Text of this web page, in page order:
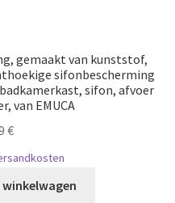
gemaakt van kunststof,
sifonbescherming
sifon, afvoer
van EMUCA
€